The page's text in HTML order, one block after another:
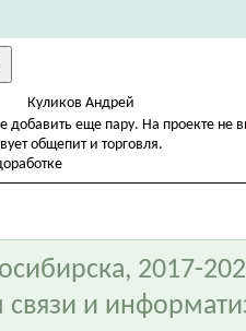
Куликов Андрей
добавить еще пару. На проекте не
общепит и торговля.
2017-
и